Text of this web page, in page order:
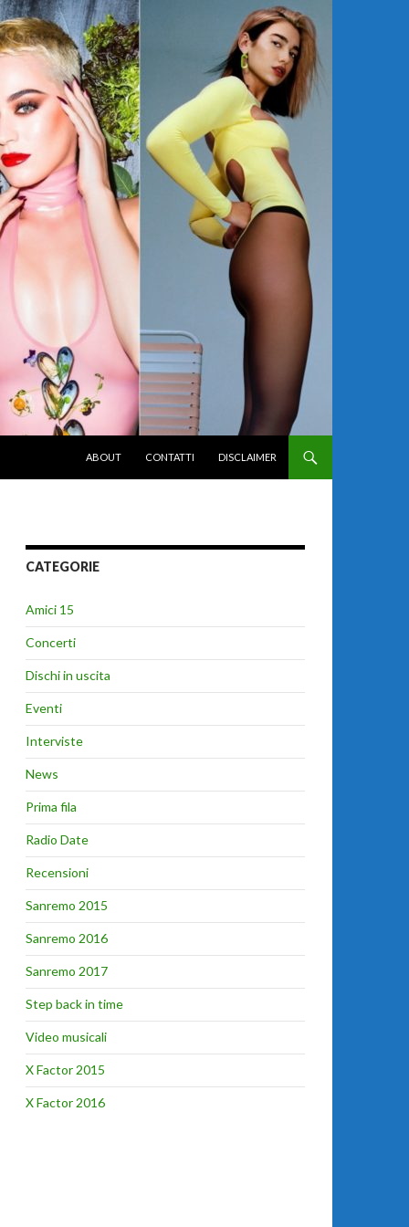
ABOUT
CONTATTI DISCLAIMER
CATEGORIE
Amici 15
Concerti
Dischi in uscita
Eventi
Interviste
News
Prima fila
Radio Date
Recensioni
Sanremo 2015
Sanremo 2016
Sanremo 2017
Step back in time
Video musicali
X Factor 2015
X Factor 2016